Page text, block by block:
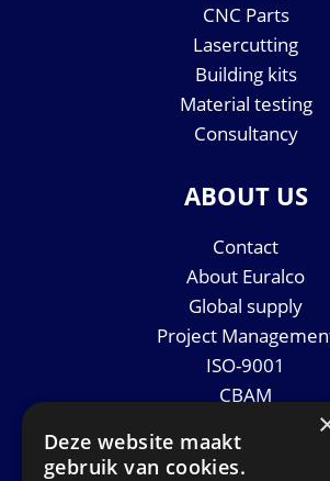
CNC Parts
Lasercutting
Building kits
Material testing
Consultancy
ABOUT US
Contact
About Euralco
Global supply
Project
ISO-9001
CBAM
News
Deze website maakt
gebruik van cookies.